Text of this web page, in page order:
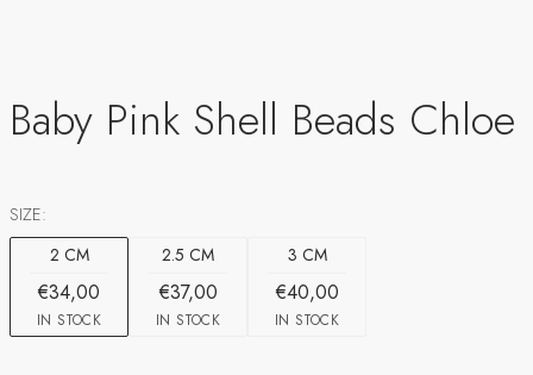
Baby Pink Shell Beads Chloe
SIZE:
2 CM
€34,00
IN STOCK
2.5 CM
€37,00
IN STOCK
3 CM
€40,00
IN STOCK